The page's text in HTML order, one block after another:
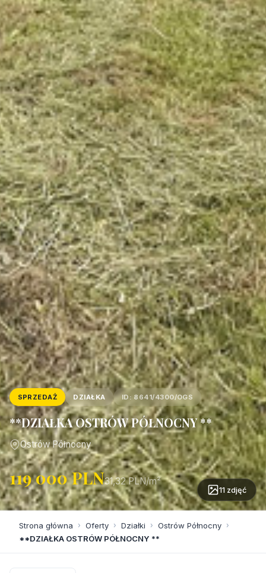
SPRZEDAŻ DZIAŁKA ID: 8641/4300/OGS
**DZIAŁKA OSTRÓW PÓŁNOCNY **
Ostrów Północny
119 000 PLN31,32 PLN/m²
11 zdjęć
Strona główna › Oferty › Działki › Ostrów Północny ›
**DZIAŁKA OSTRÓW PÓŁNOCNY **